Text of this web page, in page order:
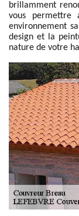
brillamment
vous permettre
environnement
design et la
nature de votre